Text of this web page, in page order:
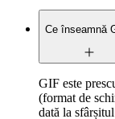
Ce înseamnă
GIF este
(format de
dată la